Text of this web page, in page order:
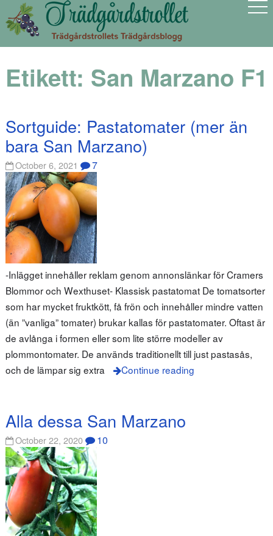
Etikett: San Marzano F1
Sortguide: Pastatomater (mer än
bara San Marzano)
October 6, 2021 7
-Inlägget innehåller reklam genom annonslänkar för Cramers
Blommor och Wexthuset- Klassisk pastatomat De tomatsorter
som har mycket fruktkött, få frön och innehåller mindre vatten
(än ”vanliga” tomater) brukar kallas för pastatomater. Oftast är
de avlånga i formen eller som lite större modeller av
plommontomater. De används traditionellt till just pastasås,
och de lämpar sig extra
Continue reading
Alla dessa San Marzano
October 22, 2020 10